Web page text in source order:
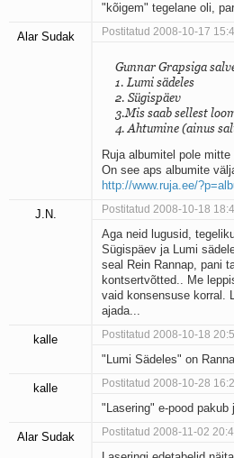
"kõigem" tegelane oli,
Alar Sudak Postitatud 2008-10-17
Gunnar Grapsiga
1. Lumi sädeles
2. Sügispäev
3.Mis saab sellest
4. Ahtumine (ainus
Ruja albumitel pole
On see aps albumite
http://www.ruja.ee/
J.N. Postitatud 2008-10-18
Aga neid lugusid,
Sügispäev ja Lumi
seal Rein Rannap, pani
kontsertvõtted.. Me
vaid konsensuse korral.
ajada...
kalle Postitatud 2008-10-18
"Lumi Sädeles" on
kalle Postitatud 2008-10-28
"Lasering" e-pood pakub
Alar Sudak Postitatud 2008-11-02